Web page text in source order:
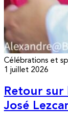
Célébrations et
1 juillet 2026
Retour sur
José